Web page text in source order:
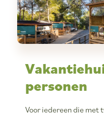
personen
Voor iedereen die met